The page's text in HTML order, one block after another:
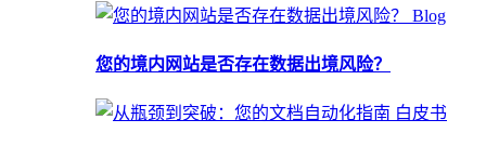
Blog
您的境内网站是否存在数据出境风险？
白皮书